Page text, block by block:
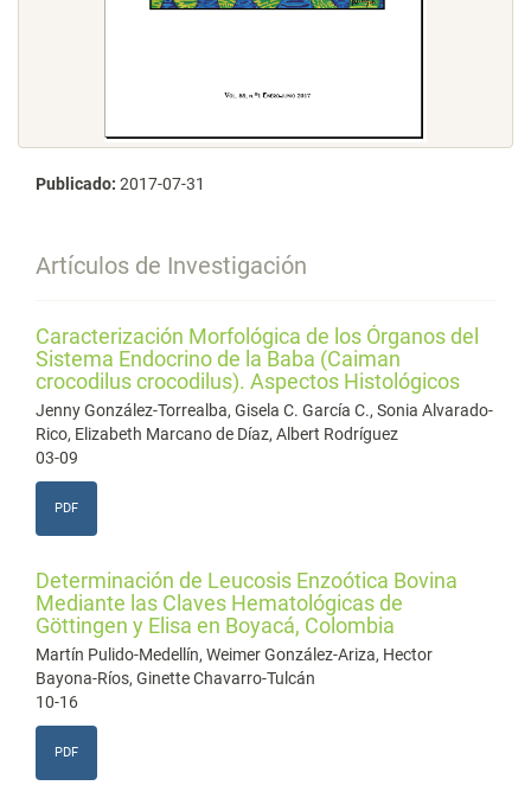
Publicado: 2017-07-31
Artículos de Investigación
Caracterización Morfológica de los Órganos del
Sistema Endocrino de la Baba (Caiman
crocodilus crocodilus). Aspectos Histológicos
Jenny González-Torrealba, Gisela C. García C., Sonia Alvarado-
Rico, Elizabeth Marcano de Díaz, Albert Rodríguez
03-09
PDF
Determinación de Leucosis Enzoótica Bovina
Mediante las Claves Hematológicas de
Göttingen y Elisa en Boyacá, Colombia
Martín Pulido-Medellín, Weimer González-Ariza, Hector
Bayona-Ríos, Ginette Chavarro-Tulcán
10-16
PDF